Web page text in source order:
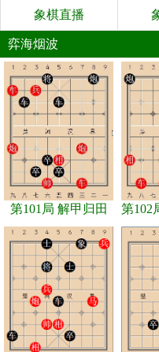
象棋直播
弈海烟波
第101局 解甲归田